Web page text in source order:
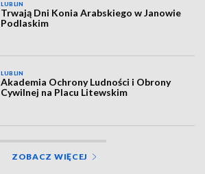
LUBLIN
Trwają Dni Konia Arabskiego w Janowie
Podlaskim
LUBLIN
Akademia Ochrony Ludności i Obrony
Cywilnej na Placu Litewskim
ZOBACZ WIĘCEJ